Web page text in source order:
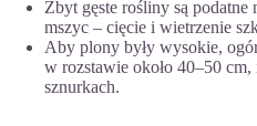
Zbyt gęste rośliny są
mszyc – cięcie i wietrzenie
Aby plony były wysokie,
w rozstawie około 40–50
sznurkach.